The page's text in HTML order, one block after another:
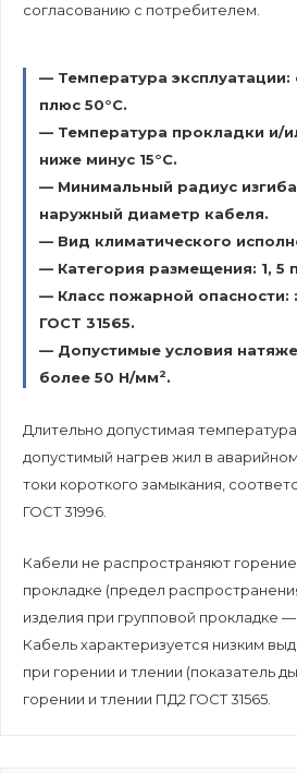
согласованию с потребителем.
— Температура эксплуатации:
плюс 50°С.
— Температура прокладки и/
ниже минус 15°С.
— Минимальный радиус
наружный диаметр кабеля.
— Вид климатического
— Категория размещения: 1, 5
— Класс пожарной опасности:
ГОСТ 31565.
— Допустимые условия
более 50 Н/мм2.
Длительно допустимая
допустимый нагрев жил в
токи короткого замыкания,
ГОСТ 31996.
Кабели не распространяют
прокладке (предел
изделия при групповой прокладке —
Кабель характеризуется низким
при горении и тлении (показатель
горении и тлении ПД2 ГОСТ 31565.